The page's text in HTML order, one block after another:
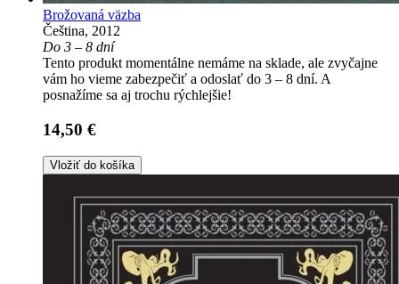
Brožovaná väzba
Čeština, 2012
Do 3 – 8 dní
Tento produkt momentálne nemáme na sklade, ale zvyčajne
vám ho vieme zabezpečiť a odoslať do 3 – 8 dní. A
posnažíme sa aj trochu rýchlejšie!
14,50 €
Vložiť do košíka